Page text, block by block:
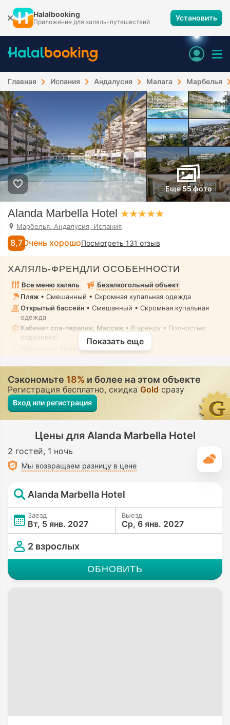
Halalbooking
Приложение для халяль-путешествий Установить
Главная Испания Андалусия Малага Марбелья
Еще 55 фото
Alanda Marbella Hotel
Марбелья, Андалусия, Испания
8,7 Очень хорошоПосмотреть 131 отзыв
ХАЛЯЛЬ-ФРЕНДЛИ ОСОБЕННОСТИ
Все меню халяль
Безалкогольный объект
Пляж • Смешанный • Скромная купальная одежда
Открытый бассейн • Смешанный • Скромная купальная
одежда
Кабинет спа-терапии, Массаж • В аренду • Полностью
уединенно
• Во всех номерах
Показать еще
Сэкономьте18%и более на этом объекте
Регистрация бесплатно, скидка Gold сразу
Вход или регистрация
Цены для Alanda Marbella Hotel
2 гостей 1 ночь
Мы возвращаем разницу в цене
Alanda Marbella Hotel
Заезд
Вт, 5 янв. 2027
Выезд
Ср, 6 янв. 2027
2 взрослых
ОБНОВИТЬ